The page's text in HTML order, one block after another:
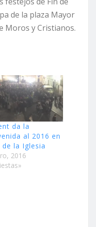
de la plaza Mayor
Moros y Cristianos.
da la
al 2016 en
de la Iglesia
2016